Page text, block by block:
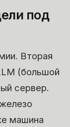
под
Вторая
(большой
сервер.
машина